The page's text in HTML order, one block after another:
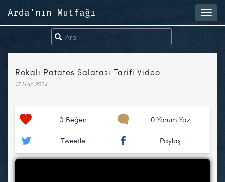
Arda'nın Mutfağı
Rokalı Patates Salatası Tarifi Video
17 Haz 2024
0 Beğen 0 Yorum Yaz
Tweetle Paylaş